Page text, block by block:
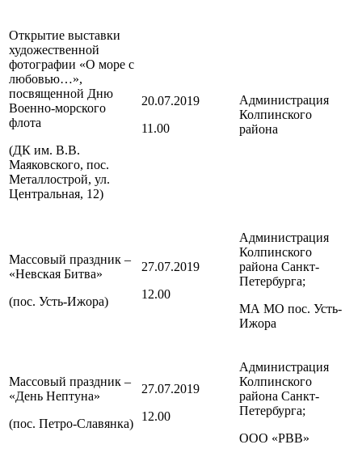
Открытие выставки
художественной
фотографии «О море с
любовью…»,
посвященной Дню
Военно-морского
флота
(ДК им. В.В.
Маяковского, пос.
Металлострой, ул.
Центральная, 12)
20.07.2019
11.00
Администрация
Колпинского
района
Массовый праздник –
«Невская Битва»
(пос. Усть-Ижора)
27.07.2019
12.00
Администрация
Колпинского
района Санкт-
Петербурга;
МА МО пос. Усть-
Ижора
Массовый праздник –
«День Нептуна»
(пос. Петро-Славянка)
27.07.2019
12.00
Администрация
Колпинского
района Санкт-
Петербурга;
ООО «РВВ»